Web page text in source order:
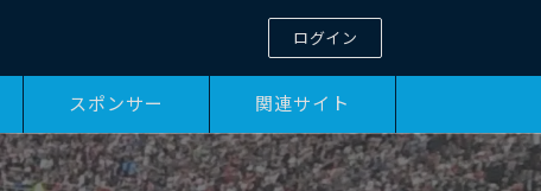
ログイン
スポンサー 関連サイト